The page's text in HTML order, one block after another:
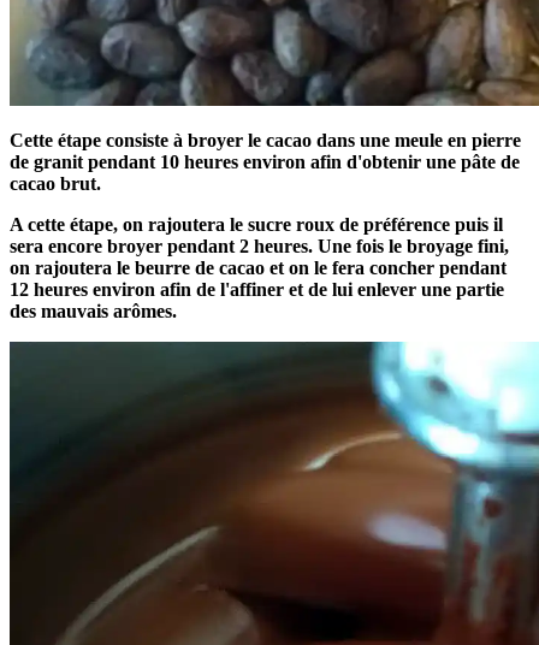
Cette étape consiste à broyer le cacao dans une meule en pierre
de granit pendant 10 heures environ afin d'obtenir une pâte de
cacao brut.
A cette étape, on rajoutera le sucre roux de préférence puis il
sera encore broyer pendant 2 heures. Une fois le broyage fini,
on rajoutera le beurre de cacao et on le fera concher pendant
12 heures environ afin de l'affiner et de lui enlever une partie
des mauvais arômes.